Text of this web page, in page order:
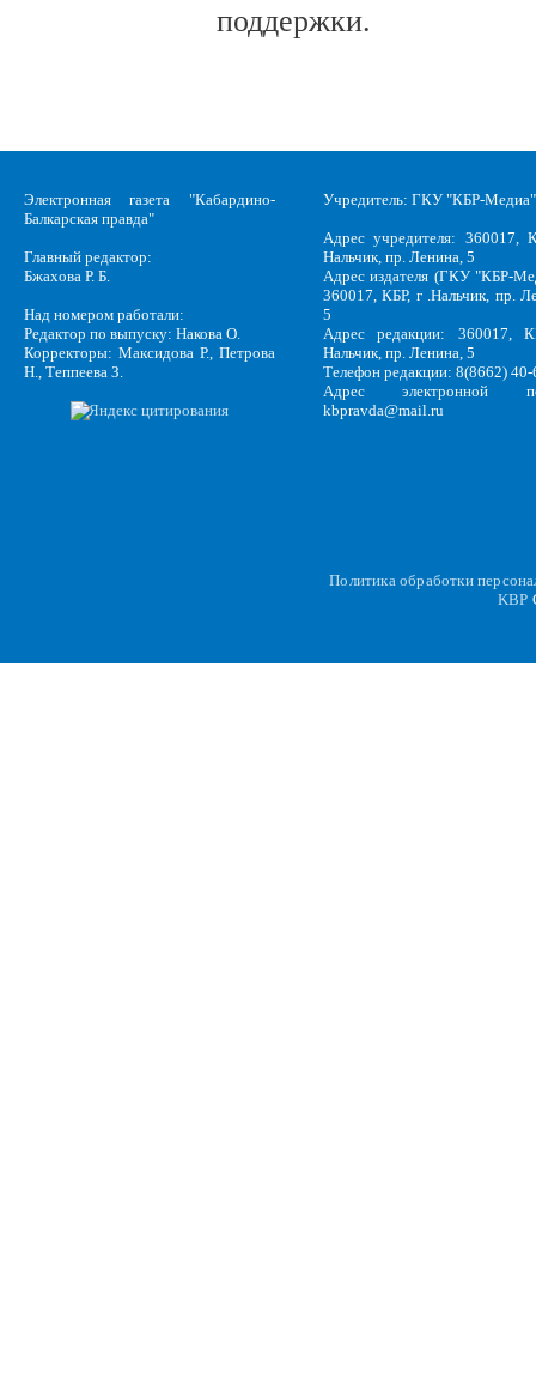
поддержки.
Электронная газета "Кабардино-
Балкарская правда"
Главный редактор:
Бжахова Р. Б.
Над номером работали:
Редактор по выпуску: Накова О.
Корректоры: Максидова Р., Петрова
Н., Теппеева З.
Учредитель: ГКУ "КБР-Медиа"
Адрес учредителя: 360017,
Нальчик, пр. Ленина, 5
Адрес издателя (ГКУ "КБР-
360017, КБР, г .Нальчик, пр.
5
Адрес редакции: 360017,
Нальчик, пр. Ленина, 5
Телефон редакции: 8(8662)
Адрес электронной
kbpravda@mail.ru
Политика обработки
KBP